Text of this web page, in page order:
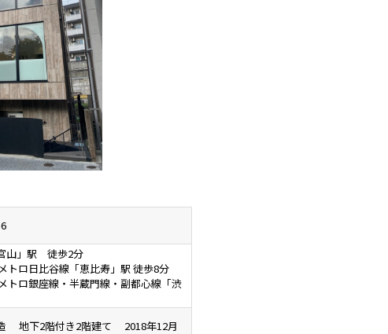
山」駅 徒歩2分
トロ日比谷線「恵比寿」駅 徒歩8分
トロ銀座線・半蔵門線・副都心線「渋
地下2階付き2階建て 2018年12月